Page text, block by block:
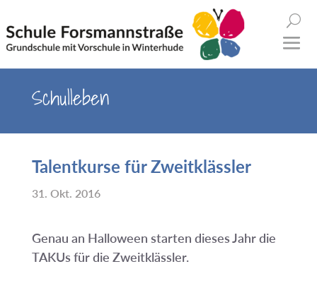
Schulleben
Talentkurse für Zweitklässler
31. Okt. 2016
Genau an Halloween starten dieses Jahr die
TAKUs für die Zweitklässler.